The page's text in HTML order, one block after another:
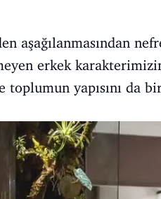
aşağılanmasından
erkek
toplumun yapısını da